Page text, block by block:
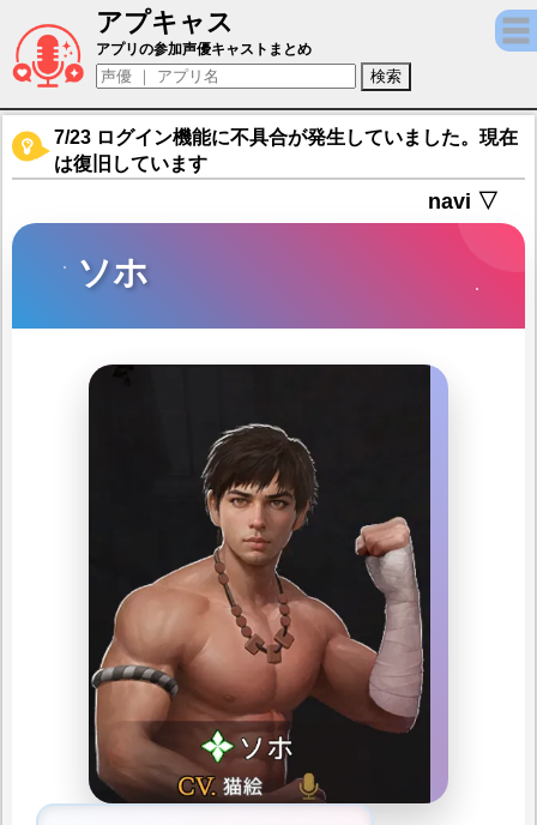
アプキャス
ソホ（声優：猫絵十兵衛)【グラナド・エス
アプリの参加声優キャストまとめ
7/23 ログイン機能に不具合が発生していました。現在
は復旧しています
navi ▽
ソホ